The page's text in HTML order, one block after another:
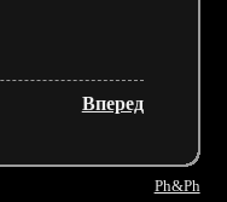
Вперед
Ph&Ph